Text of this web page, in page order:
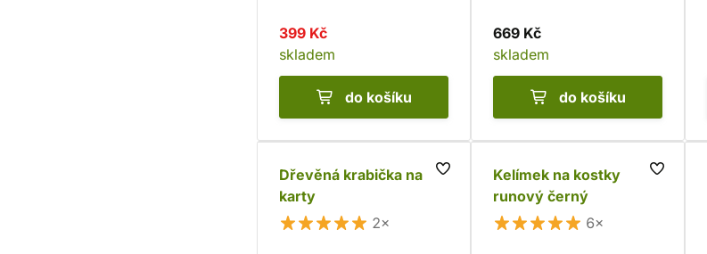
399 Kč
skladem
do košíku
669 Kč
skladem
do košíku
Dřevěná krabička na
karty
2×
Kelímek na kostky
runový černý
6×